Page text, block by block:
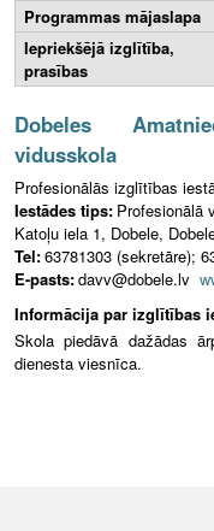
Programmas mājaslapa
Iepriekšējā izglītība,
prasības
Dobeles
vidusskola
Profesionālās izglītības
Iestādes tips: Profesionālā
Katoļu iela 1, Dobele,
Tel:63781303 (sekretāre);
E-pasts:davv@dobele.lv
Informācija par izglītības
Skola piedāvā dažādas
dienesta viesnīca.